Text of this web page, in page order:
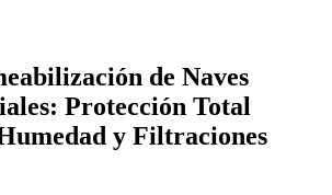
de Naves
Protección Total
y Filtraciones